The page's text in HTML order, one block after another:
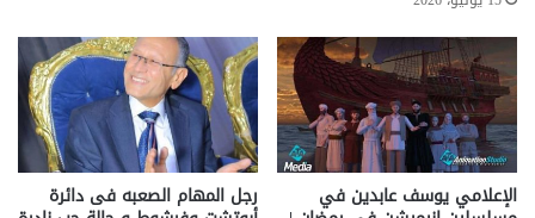
الإعلامي يوسف عابدين في رجل المهام الصعبه فى دائرة